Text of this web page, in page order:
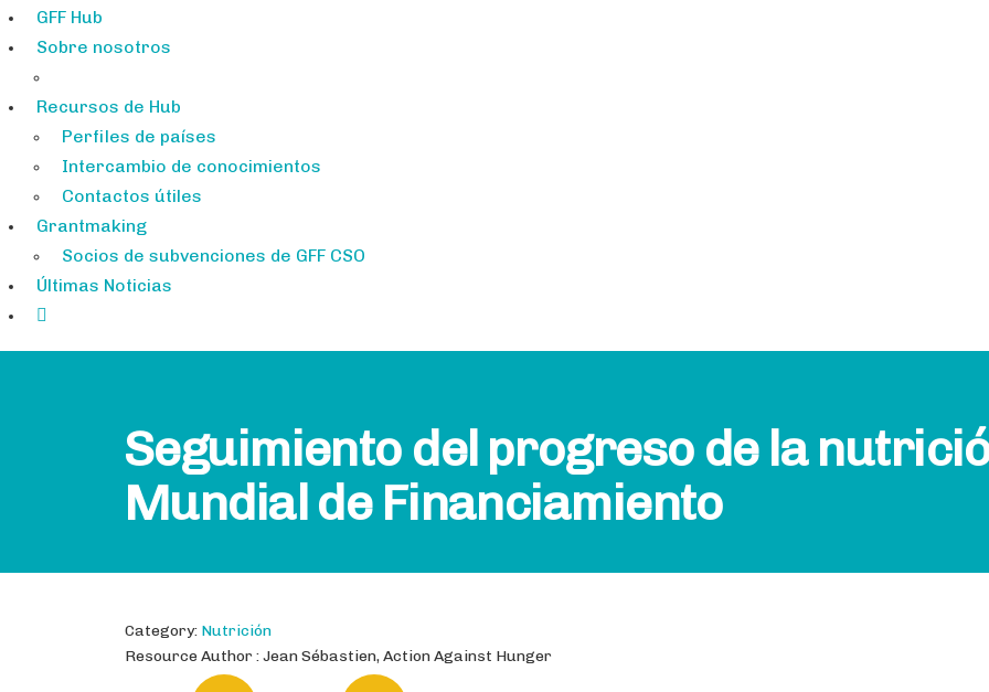
GFF Hub
Sobre nosotros
Recursos de Hub
Perfiles de países
Intercambio de conocimientos
Contactos útiles
Grantmaking
Socios de subvenciones de GFF CSO
Últimas Noticias
Seguimiento del progreso de la
Mundial de Financiamiento
Category: Nutrición
Resource Author : Jean Sébastien, Action Against Hunger